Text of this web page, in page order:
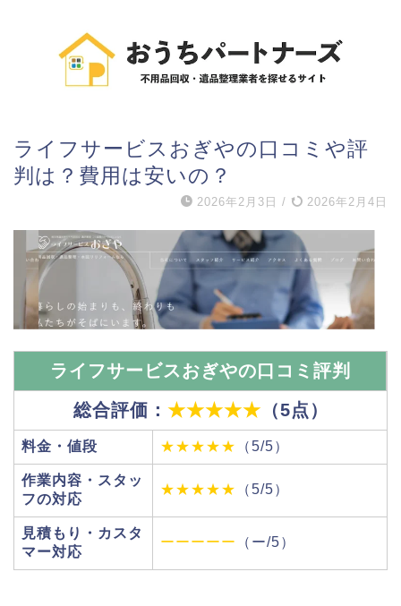
ライフサービスおぎやの口コミや評
判は？費用は安いの？
2026年2月3日 / 2026年2月4日
ライフサービスおぎやの口コミ評判
総合評価： ★★★★★ （5点）
料金・値段 ★★★★★ （5/5）
作業内容・スタッ
フの対応
★★★★★ （5/5）
見積もり・カスタ
マー対応
ーーーーー （ー/5）